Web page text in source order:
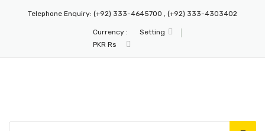
Telephone Enquiry: (+92) 333-4645700 , (+92) 333-4303402
Setting
Currency :
PKR Rs